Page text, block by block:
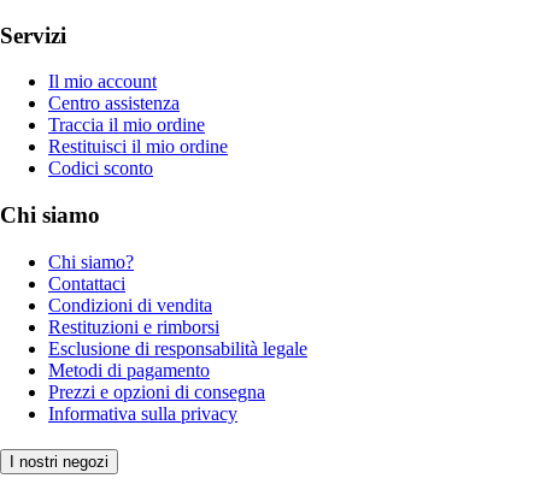
Servizi
Il mio account
Centro assistenza
Traccia il mio ordine
Restituisci il mio ordine
Codici sconto
Chi siamo
Chi siamo?
Contattaci
Condizioni di vendita
Restituzioni e rimborsi
Esclusione di responsabilità legale
Metodi di pagamento
Prezzi e opzioni di consegna
Informativa sulla privacy
I nostri negozi